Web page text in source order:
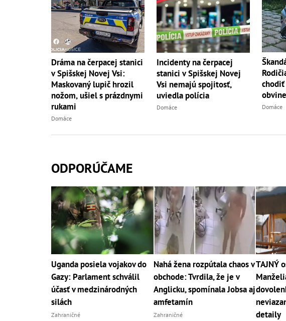
Dráma na čerpacej stanici
v Spišskej Novej Vsi:
Maskovaný lupič hrozil
nožom, ušiel s prázdnymi
rukami
Domáce
Incidenty na čerpacej
stanici v Spišskej Novej
Vsi nemajú spojitosť,
uviedla polícia
Domáce
chodiť
Domáce
ODPORÚČAME
Uganda posiela vojakov do
Gazy: Parlament schválil
účasť v medzinárodných
silách
Zahraničné
Nahá žena rozpútala chaos v
obchode: Tvrdila, že je v
Anglicku, spomínala Jobsa aj
amfetamín
Zahraničné
TAJNÝ
detaily